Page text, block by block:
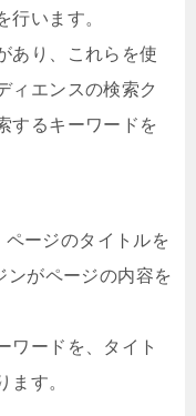
行います。
あり、これらを使
ィエンスの検索ク
するキーワードを
ージのタイトルを
ンがページの内容を
ワードを、タイト
ます。